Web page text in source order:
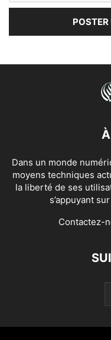
Dans un monde
moyens techniques
la liberté de ses
s’appuyant
Contactez-